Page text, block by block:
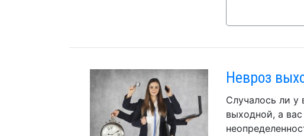
Невроз
Случалось ли у
выходной, а